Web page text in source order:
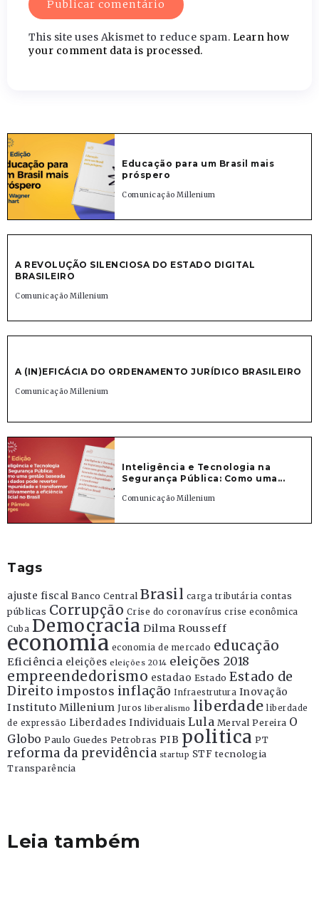
This site uses Akismet to reduce spam. Learn how
your comment data is processed.
Educação para um Brasil mais
próspero
Comunicação Millenium
A REVOLUÇÃO SILENCIOSA DO ESTADO DIGITAL
BRASILEIRO
Comunicação Millenium
A (IN)EFICÁCIA DO ORDENAMENTO JURÍDICO BRASILEIRO
Comunicação Millenium
Inteligência e Tecnologia na
Segurança Pública: Como uma...
Comunicação Millenium
Tags
ajuste fiscal Banco Central Brasil carga tributária contas
públicas Corrupção Crise do coronavírus crise econômica
Cuba Democracia Dilma Rousseff
economia economia de mercado educação
Eficiência eleições eleições 2014 eleições 2018
empreendedorismo estadao Estado Estado de
Direito impostos inflação Infraestrutura Inovação
Instituto Millenium Juros liberalismo liberdade liberdade
de expressão Liberdades Individuais Lula Merval Pereira O
Globo Paulo Guedes Petrobras PIB politica PT
reforma da previdência startup STF tecnologia
Transparência
Leia também